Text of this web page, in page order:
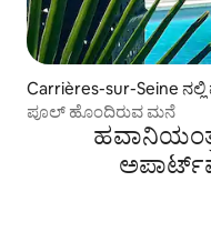
Carrières-sur-Seine
ಪೂಲ್ ಹೊಂದಿರುವ ಮನೆ